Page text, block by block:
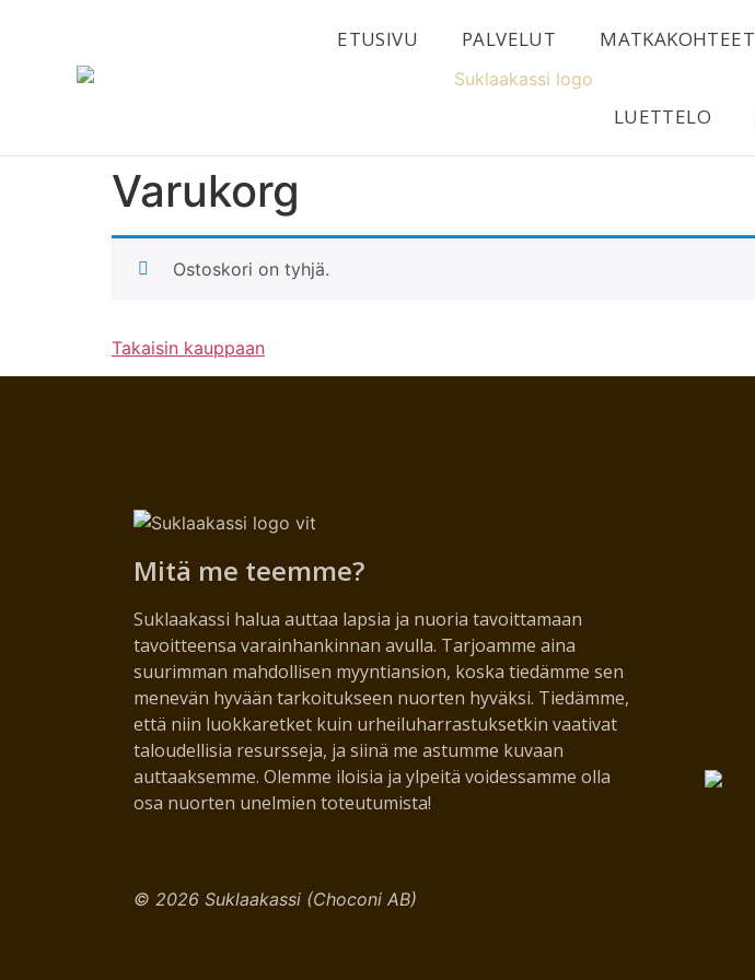
ETUSIVU PALVELUT MATKAKOHTEET
LUETTELO
Varukorg
Ostoskori on tyhjä.
Takaisin kauppaan
Mitä me teemme?
Suklaakassi halua auttaa lapsia ja nuoria tavoittamaan
tavoitteensa varainhankinnan avulla. Tarjoamme aina
suurimman mahdollisen myyntiansion, koska tiedämme sen
menevän hyvään tarkoitukseen nuorten hyväksi. Tiedämme,
että niin luokkaretket kuin urheiluharrastuksetkin vaativat
taloudellisia resursseja, ja siinä me astumme kuvaan
auttaaksemme. Olemme iloisia ja ylpeitä voidessamme olla
osa nuorten unelmien toteutumista!
© 2026 Suklaakassi (Choconi AB)